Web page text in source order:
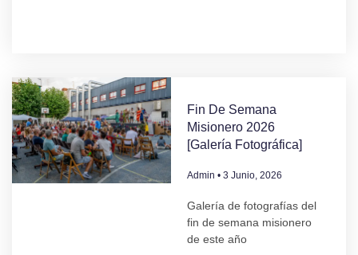
Fin De Semana
Misionero 2026
[Galería Fotográfica]
Admin 3 Junio, 2026
Galería de fotografías del
fin de semana misionero
de este año